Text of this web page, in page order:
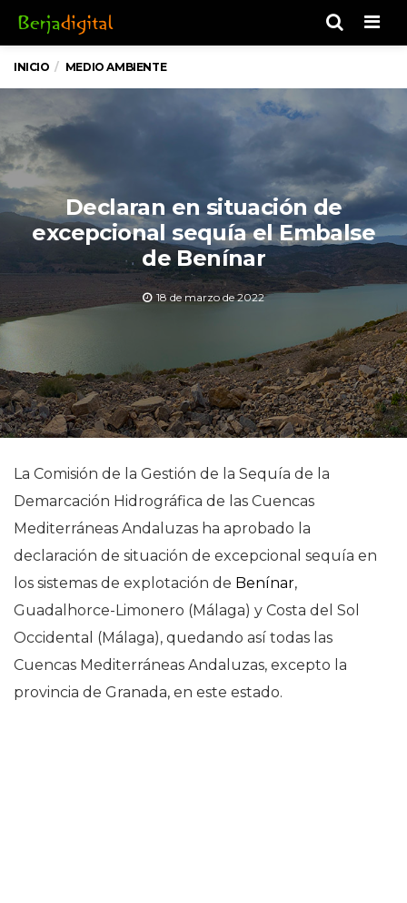
INICIO MEDIO AMBIENTE
Declaran en situación de
excepcional sequía el Embalse
de Benínar
18 de marzo de 2022
La Comisión de la Gestión de la Sequía de la
Demarcación Hidrográfica de las Cuencas
Mediterráneas Andaluzas ha aprobado la
declaración de situación de excepcional sequía en
los sistemas de explotación de Benínar,
Guadalhorce-Limonero (Málaga) y Costa del Sol
Occidental (Málaga), quedando así todas las
Cuencas Mediterráneas Andaluzas, excepto la
provincia de Granada, en este estado.